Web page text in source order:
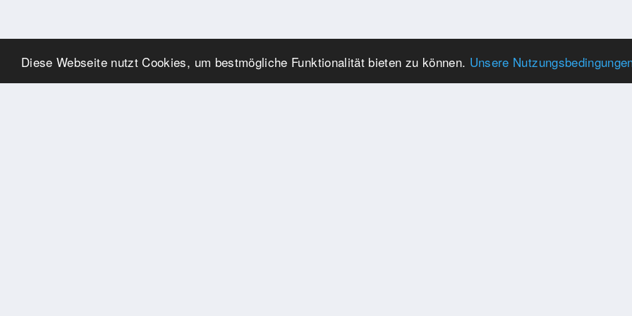
Diese Webseite nutzt Cookies, um bestmögliche Funktionalität bieten zu können. Unsere